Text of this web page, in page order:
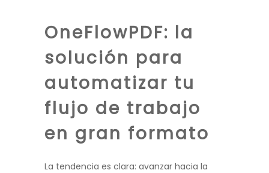
OneFlowPDF: la
solución para
automatizar tu
flujo de trabajo
en gran formato
La tendencia es clara: avanzar hacia la